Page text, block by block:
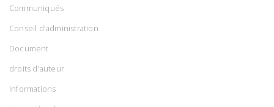
Communiqués
Conseil d'administration
Document
droits d'auteur
Informations